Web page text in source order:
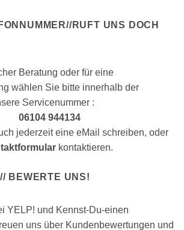
RUFT UNS DOCH
Beratung oder für eine
wählen Sie bitte innerhalb der
Servicenummer :
06104 944134
jederzeit eine eMail schreiben, oder
kontaktieren.
BEWERTE UNS!
YELP! und Kennst-Du-einen
uns über Kundenbewertungen und